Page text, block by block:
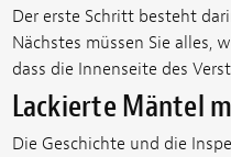
Der erste Schritt besteht
Nächstes müssen Sie alles,
dass die Innenseite des
Lackierte Mäntel
Die Geschichte und die